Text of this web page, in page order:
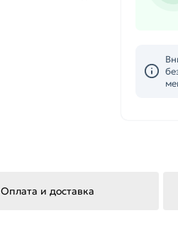
Оплата и доставка